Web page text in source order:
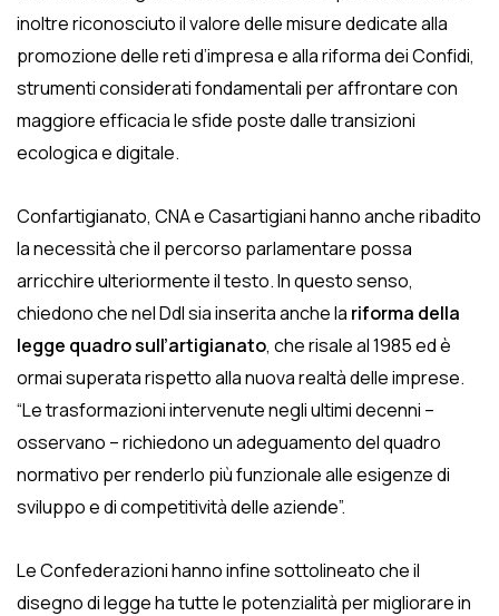
inoltre riconosciuto il valore delle misure dedicate alla
promozione delle reti d’impresa e alla riforma dei Confidi,
strumenti considerati fondamentali per affrontare con
maggiore efficacia le sfide poste dalle transizioni
ecologica e digitale.
Confartigianato, CNA e Casartigiani hanno anche ribadito
la necessità che il percorso parlamentare possa
arricchire ulteriormente il testo. In questo senso,
chiedono che nel Ddl sia inserita anche la riforma della
legge quadro sull’artigianato, che risale al 1985 ed è
ormai superata rispetto alla nuova realtà delle imprese.
“Le trasformazioni intervenute negli ultimi decenni –
osservano – richiedono un adeguamento del quadro
normativo per renderlo più funzionale alle esigenze di
sviluppo e di competitività delle aziende”.
Le Confederazioni hanno infine sottolineato che il
disegno di legge ha tutte le potenzialità per migliorare in